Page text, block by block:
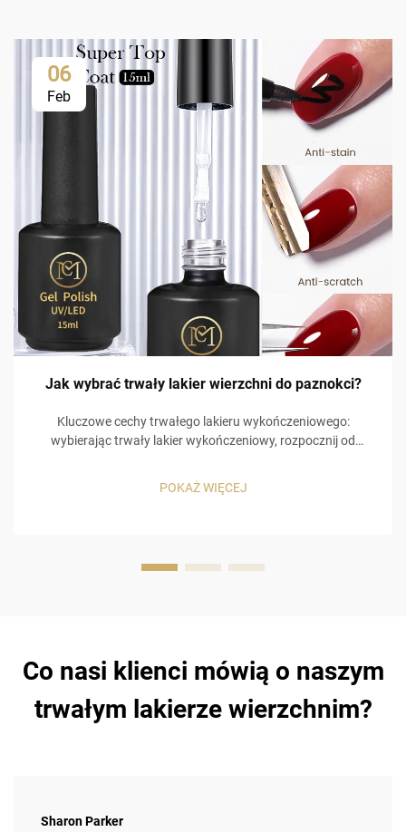
06
Feb
Jak wybrać trwały lakier wierzchni do paznokci?
Kluczowe cechy trwałego lakieru wykończeniowego:
wybierając trwały lakier wykończeniowy, rozpocznij od
jego stosowania oraz na odczucia użytkownika. Trwałe
lakiery wykończeniowe mogą charakteryzować się trzema
POKAŻ WIĘCEJ
Co nasi klienci mówią o naszym
trwałym lakierze wierzchnim?
Sharon Parker